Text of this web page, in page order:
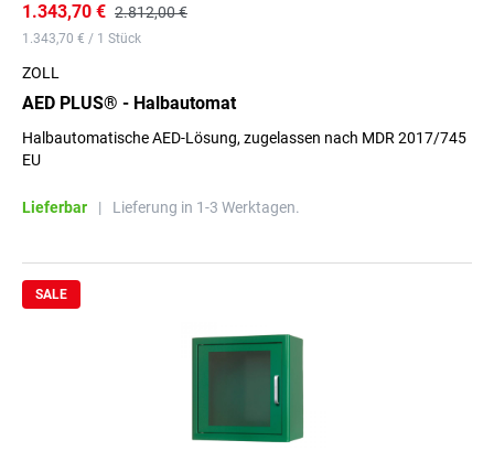
1.343,70 € 2.812,00 €
1.343,70 € / 1 Stück
ZOLL
AED PLUS® - Halbautomat
Halbautomatische AED-Lösung, zugelassen nach MDR 2017/745
EU
Lieferbar | Lieferung in 1-3 Werktagen.
SALE